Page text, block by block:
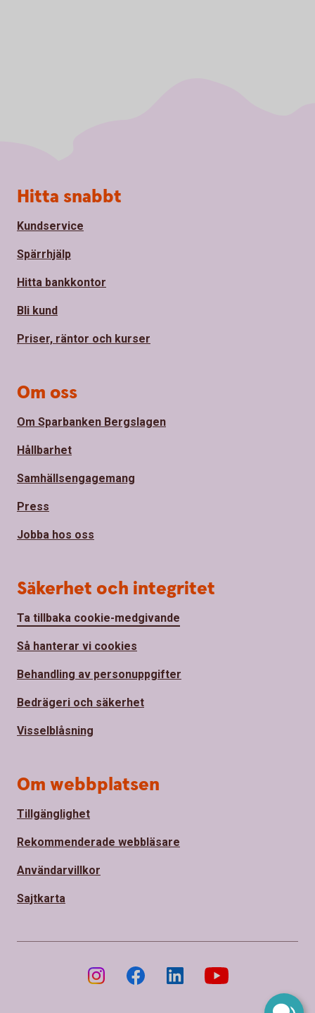
Sidfot
Hitta snabbt
Kundservice
Spärrhjälp
Hitta bankkontor
Bli kund
Priser, räntor och kurser
Om oss
Om Sparbanken Bergslagen
Hållbarhet
Samhällsengagemang
Press
Jobba hos oss
Säkerhet och integritet
Ta tillbaka cookie-medgivande
Så hanterar vi cookies
Behandling av personuppgifter
Bedrägeri och säkerhet
Visselblåsning
Om webbplatsen
Tillgänglighet
Rekommenderade webbläsare
Användarvillkor
Sajtkarta